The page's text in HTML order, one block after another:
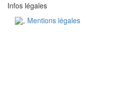
Infos légales
Mentions légales